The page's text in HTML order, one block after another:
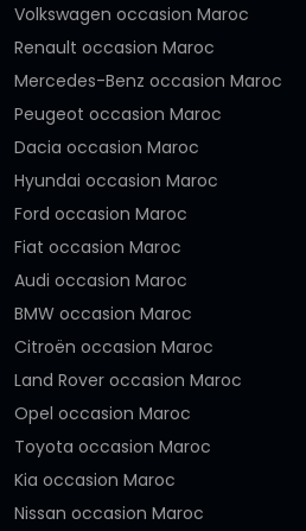
Volkswagen occasion Maroc
Renault occasion Maroc
Mercedes-Benz occasion Maroc
Peugeot occasion Maroc
Dacia occasion Maroc
Hyundai occasion Maroc
Ford occasion Maroc
Fiat occasion Maroc
Audi occasion Maroc
BMW occasion Maroc
Citroën occasion Maroc
Land Rover occasion Maroc
Opel occasion Maroc
Toyota occasion Maroc
Kia occasion Maroc
Nissan occasion Maroc